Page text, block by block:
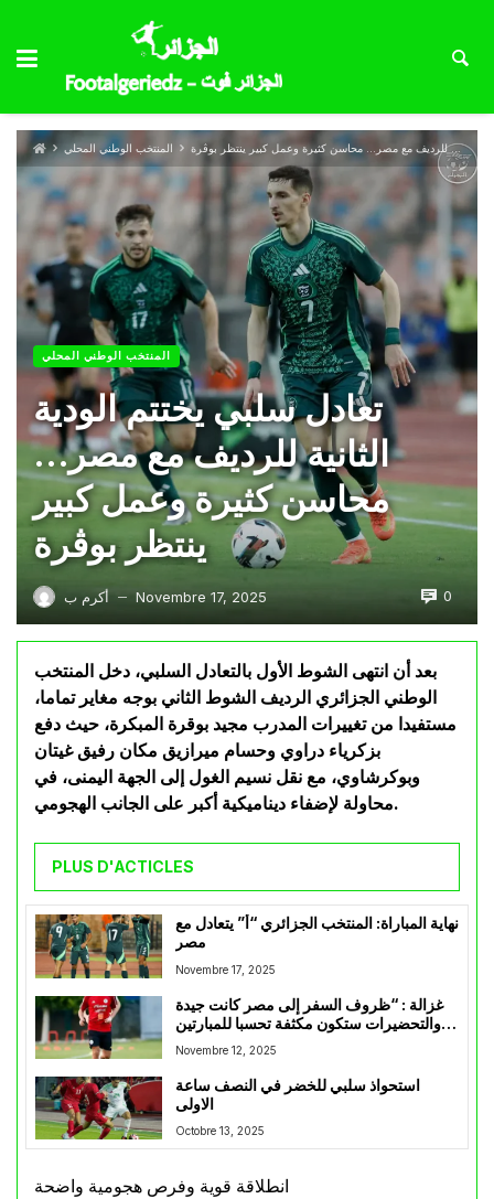
المنتخب الوطني المحلي تعادل سلبي يختتم الودية الثانية للرديف مع مصر… محاسن كثيرة وعمل كبير ينتظر بوڤرة
المنتخب الوطني المحلي
تعادل سلبي يختتم الودية
الثانية للرديف مع مصر…
محاسن كثيرة وعمل كبير
ينتظر بوڤرة
أكرم ب — Novembre 17, 2025 0
بعد أن انتهى الشوط الأول بالتعادل السلبي، دخل المنتخب
الوطني الجزائري الرديف الشوط الثاني بوجه مغاير تماما،
مستفيدا من تغييرات المدرب مجيد بوقرة المبكرة، حيث دفع
بزكرياء دراوي وحسام ميرازيق مكان رفيق غيتان
وبوكرشاوي، مع نقل نسيم الغول إلى الجهة اليمنى، في
محاولة لإضفاء ديناميكية أكبر على الجانب الهجومي.
PLUS D'ACTICLES
نهاية المباراة: المنتخب الجزائري “أ” يتعادل مع
مصر
Novembre 17, 2025
غزالة : “ظروف السفر إلى مصر كانت جيدة
والتحضيرات ستكون مكثفة تحسبا للمبارتين
Novembre 12, 2025
استحواذ سلبي للخضر في النصف ساعة
الاولى
Octobre 13, 2025
انطلاقة قوية وفرص هجومية واضحة